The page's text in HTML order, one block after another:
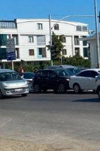
Manşet